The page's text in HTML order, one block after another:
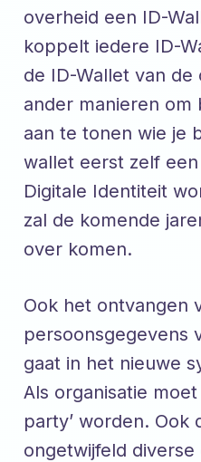
overheid een ID-
koppelt iedere ID-
de ID-Wallet van de
ander manieren om
aan te tonen wie je
wallet eerst zelf
Digitale Identiteit
zal de komende
over komen.
Ook het ontvangen
persoonsgegevens
gaat in het nieuwe
Als organisatie moet
party’ worden. Ook
ongetwijfeld